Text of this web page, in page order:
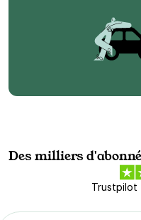
Des milliers
Trustpilot